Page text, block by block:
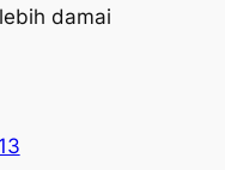
damai